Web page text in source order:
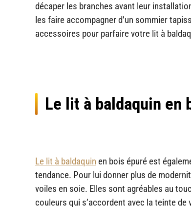
décaper les branches avant leur
les faire accompagner d’un sommier
accessoires pour parfaire votre lit à
Le lit à baldaquin en
Le lit à baldaquin en bois épuré est
tendance. Pour lui donner plus de
voiles en soie. Elles sont agréables au
couleurs qui s’accordent avec la teinte